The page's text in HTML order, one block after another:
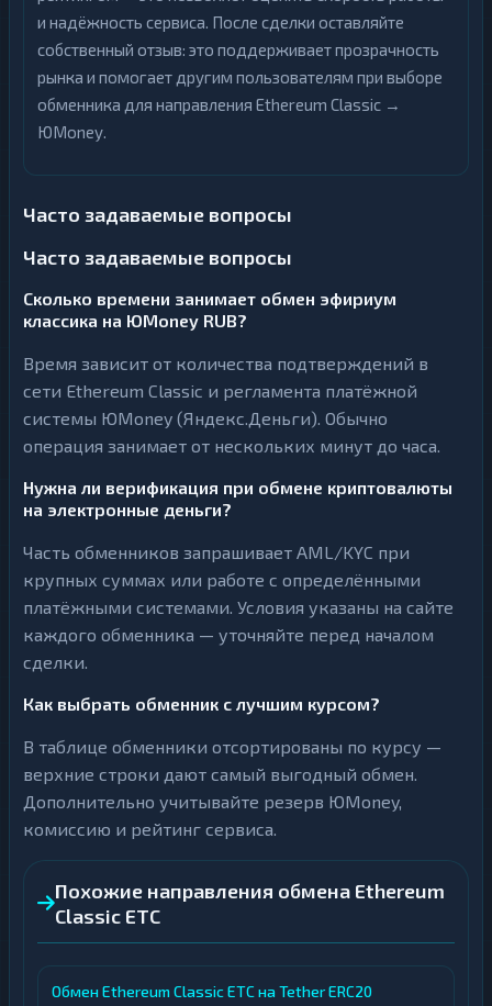
и надёжность сервиса. После сделки оставляйте
собственный отзыв: это поддерживает прозрачность
рынка и помогает другим пользователям при выборе
обменника для направления Ethereum Classic →
ЮMoney.
Часто задаваемые вопросы
Часто задаваемые вопросы
Сколько времени занимает обмен эфириум
классика на ЮMoney RUB?
Время зависит от количества подтверждений в
сети Ethereum Classic и регламента платёжной
системы ЮMoney (Яндекс.Деньги). Обычно
операция занимает от нескольких минут до часа.
Нужна ли верификация при обмене криптовалюты
на электронные деньги?
Часть обменников запрашивает AML/KYC при
крупных суммах или работе с определёнными
платёжными системами. Условия указаны на сайте
каждого обменника — уточняйте перед началом
сделки.
Как выбрать обменник с лучшим курсом?
В таблице обменники отсортированы по курсу —
верхние строки дают самый выгодный обмен.
Дополнительно учитывайте резерв ЮMoney,
комиссию и рейтинг сервиса.
Похожие направления обмена Ethereum
Classic ETC
Обмен Ethereum Classic ETC на Tether ERC20